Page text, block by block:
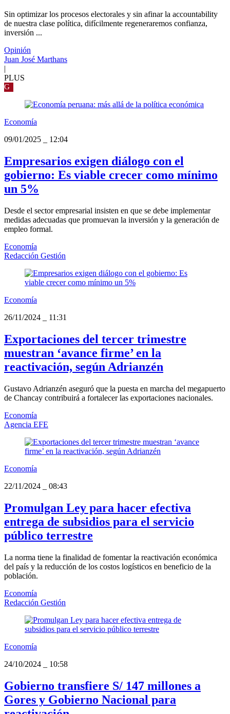
Sin optimizar los procesos electorales y sin afinar la accountability
de nuestra clase política, difícilmente regeneraremos confianza,
inversión ...
Opinión
Juan José Marthans
PLUS
G
Economía
09/01/2025
12:04
Empresarios exigen diálogo con el
gobierno: Es viable crecer como mínimo
un 5%
Desde el sector empresarial insisten en que se debe implementar
medidas adecuadas que promuevan la inversión y la generación de
empleo formal.
Economía
Redacción Gestión
Economía
26/11/2024
11:31
Exportaciones del tercer trimestre
muestran ‘avance firme’ en la
reactivación, según Adrianzén
Gustavo Adrianzén aseguró que la puesta en marcha del megapuerto
de Chancay contribuirá a fortalecer las exportaciones nacionales.
Economía
Agencia EFE
Economía
22/11/2024
08:43
Promulgan Ley para hacer efectiva
entrega de subsidios para el servicio
público terrestre
La norma tiene la finalidad de fomentar la reactivación económica
del país y la reducción de los costos logísticos en beneficio de la
población.
Economía
Redacción Gestión
Economía
24/10/2024
10:58
Gobierno transfiere S/ 147 millones a
Gores y Gobierno Nacional para